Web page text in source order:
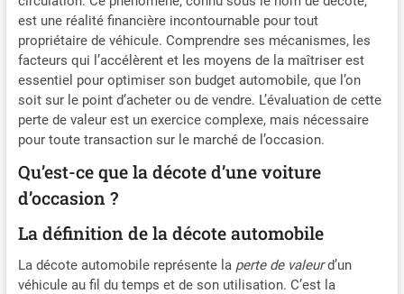
est une réalité financière incontournable pour tout
propriétaire de véhicule. Comprendre ses mécanismes, les
facteurs qui l’accélèrent et les moyens de la maîtriser est
essentiel pour optimiser son budget automobile, que l’on
soit sur le point d’acheter ou de vendre. L’évaluation de cette
perte de valeur est un exercice complexe, mais nécessaire
pour toute transaction sur le marché de l’occasion.
Qu’est-ce que la décote d’une voiture
d’occasion ?
La définition de la décote automobile
La décote automobile représente la perte de valeurd’un
véhicule au fil du temps et de son utilisation. C’est la